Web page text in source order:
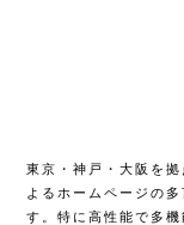
東京・神戸・大阪を
よるホームページの
す。特に高性能で多